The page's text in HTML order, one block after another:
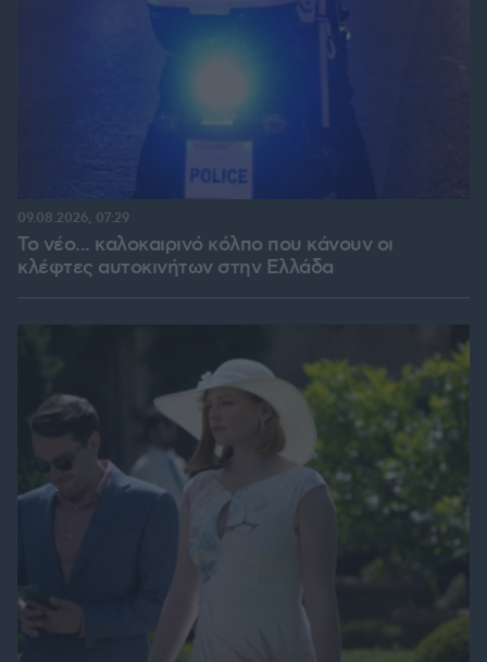
Το νέο... καλοκαιρινό κόλπο που κάνουν οι
κλέφτες αυτοκινήτων στην Ελλάδα
09.08.2026, 07:29